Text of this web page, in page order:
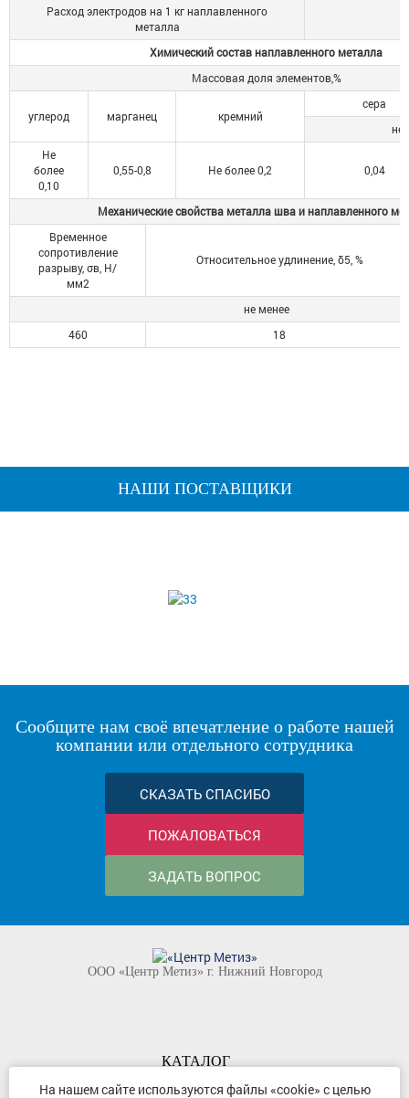
Расход электродов на 1 кг наплавленного
металла
Химический состав наплавленного металла
Массовая доля элементов,%
углерод марганец кремний
сера
не
Не
более
0,10
0,55-0,8 Не более 0,2 0,04
Механические свойства металла шва и наплавленного
Временное
сопротивление
разрыву, σв, Н/
мм2
Относительное удлинение, δ5, %
не менее
460
18
НАШИ ПОСТАВЩИКИ
Сообщите нам своё впечатление о работе нашей
компании или отдельного сотрудника
СКАЗАТЬ СПАСИБО
ПОЖАЛОВАТЬСЯ
ЗАДАТЬ ВОПРОС
КОМПАНИЯ
ООО «Центр Метиз» г. Нижний Новгород
КАТАЛОГ
На нашем сайте используются файлы «cookie» с целью